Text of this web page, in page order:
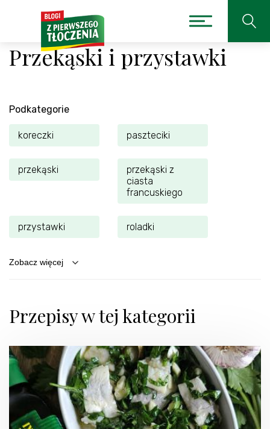
Przekąski i przystawki
Podkategorie
koreczki paszteciki
przekąski
przekąski z
ciasta
francuskiego
przystawki roladki
Przepisy w tej kategorii